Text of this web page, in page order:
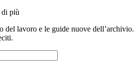
di più
del lavoro e le guide nuove dell’archivio.